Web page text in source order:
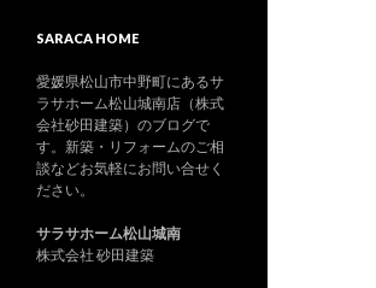
SARACA HOME
愛媛県松山市中野町にあるサ
ラサホーム松山城南店（株式
会社砂田建築）のブログで
す。新築・リフォームのご相
談などお気軽にお問い合せく
ださい。
サラサホーム松山城南
株式会社 砂田建築